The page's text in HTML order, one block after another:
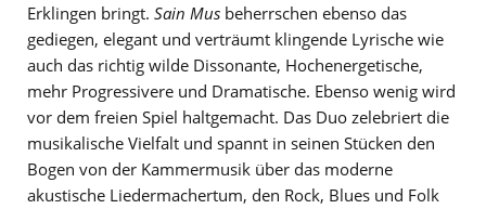
Erklingen bringt. Sain Mus beherrschen ebenso das
gediegen, elegant und verträumt klingende Lyrische wie
auch das richtig wilde Dissonante, Hochenergetische,
mehr Progressivere und Dramatische. Ebenso wenig wird
vor dem freien Spiel haltgemacht. Das Duo zelebriert die
musikalische Vielfalt und spannt in seinen Stücken den
Bogen von der Kammermusik über das moderne
akustische Liedermachertum, den Rock, Blues und Folk